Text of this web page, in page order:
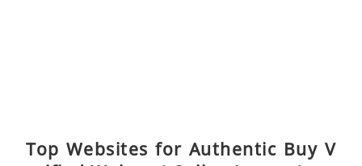
Top Websites for Authentic Buy V